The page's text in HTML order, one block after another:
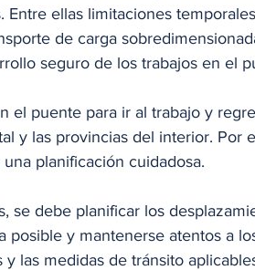
Entre ellas limitaciones
de carga
seguro de los trabajos en el
el puente para ir al trabajo y
y las provincias del interior. Por
planificación cuidadosa.
se debe planificar los
posible y mantenerse atentos a
las medidas de tránsito